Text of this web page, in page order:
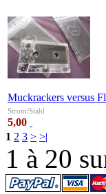
Muckrackers versus
Strom/Stahl
5,00
1 2 3 > >|
1 à 20